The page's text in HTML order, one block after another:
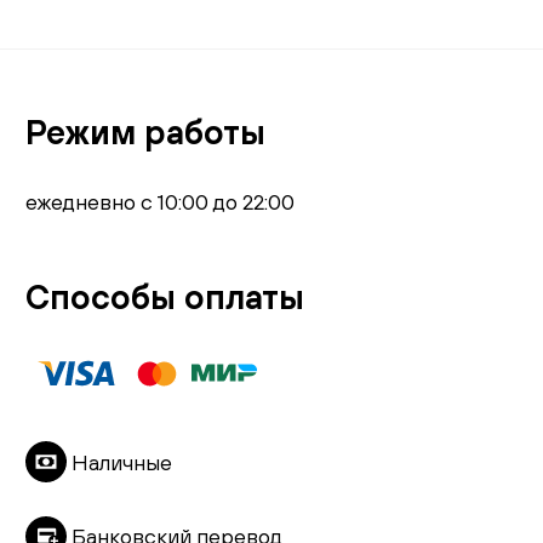
Режим работы
ежедневно с 10:00 до 22:00
Способы оплаты
Наличные
Банковский перевод